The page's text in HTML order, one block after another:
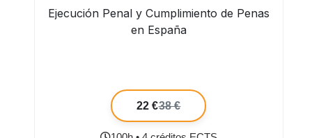
Ejecución Penal y Cumplimiento de Penas
en España
22 €38 €